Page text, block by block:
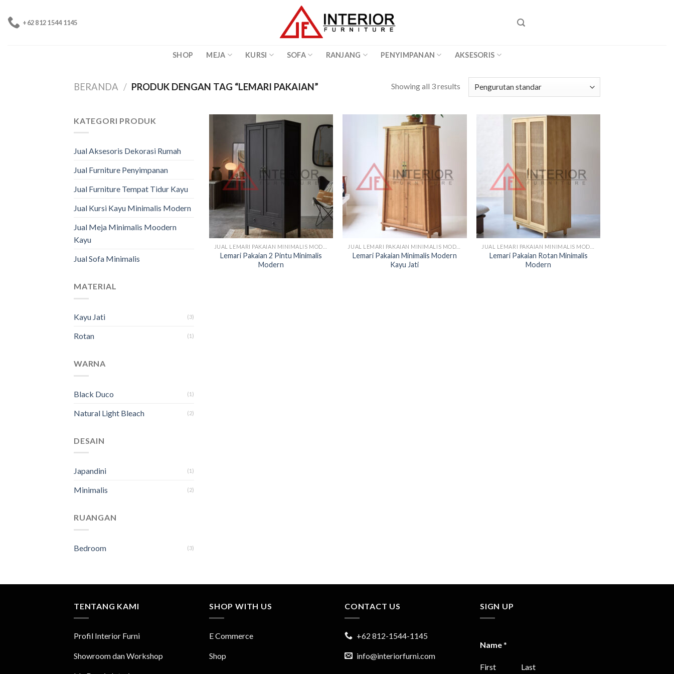
content
+62 812 1544 1145
SHOP MEJA KURSI SOFA RANJANG PENYIMPANAN AKSESORIS
BERANDA / PRODUK DENGAN TAG “LEMARI PAKAIAN” Showing all 3 results
KATEGORI PRODUK
Jual Aksesoris Dekorasi Rumah
Jual Furniture Penyimpanan
Jual Furniture Tempat Tidur Kayu
Jual Kursi Kayu Minimalis Modern
Jual Meja Minimalis Moodern
Kayu
Jual Sofa Minimalis
MATERIAL
Kayu Jati (3)
Rotan (1)
WARNA
Black Duco (1)
Natural Light Bleach (2)
DESAIN
Japandini (1)
Minimalis (2)
RUANGAN
Bedroom (3)
Lemari Pakaian 2 Pintu Minimalis
Modern
Lemari Pakaian Minimalis Modern
Kayu Jati
Lemari Pakaian Rotan Minimalis
Modern
TENTANG KAMI
Profil Interior Furni
Showroom dan Workshop
SHOP WITH US
E Commerce
Shop
CONTACT US
+62 812-1544-1145
info@interiorfurni.com
SIGN UP
Name*
First Last